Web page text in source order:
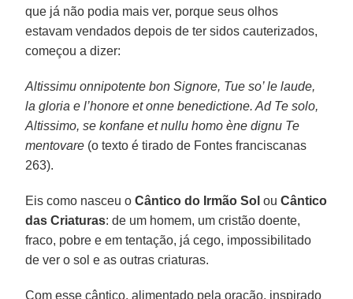
que já não podia mais ver, porque seus olhos
estavam vendados depois de ter sidos cauterizados,
começou a dizer:
Altissimu onnipotente bon Signore, Tue so’ le laude,
la gloria e l’honore et onne benedictione. Ad Te solo,
Altissimo, se konfane et nullu homo ène dignu Te
mentovare (o texto é tirado de Fontes franciscanas
263).
Eis como nasceu oCântico do Irmão Sol ouCântico
das Criaturas: de um homem, um cristão doente,
fraco, pobre e em tentação, já cego, impossibilitado
de ver o sol e as outras criaturas.
Com esse cântico, alimentado pela oração, inspirado